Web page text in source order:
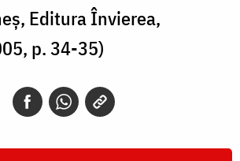
Editura Învierea,
p. 34-35)